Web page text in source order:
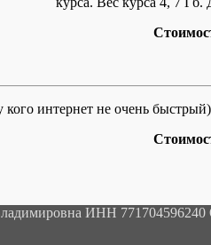
кого интернет не очень
ИНН